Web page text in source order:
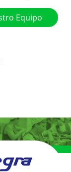
Equipo